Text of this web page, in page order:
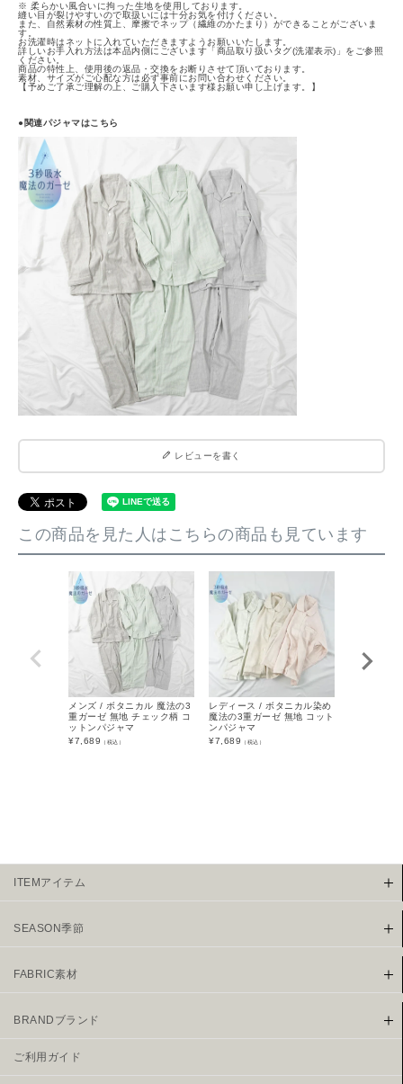
※ 柔らかい風合いに拘った生地を使用しております。
縫い目が裂けやすいので取扱いには十分お気を付けください。
また、自然素材の性質上、摩擦でネップ（繊維のかたまり）ができることがございま
す。
お洗濯時はネットに入れていただきますようお願いいたします。
詳しいお手入れ方法は本品内側にございます「商品取り扱いタグ(洗濯表示)」をご参照
ください。
商品の特性上、使用後の返品・交換をお断りさせて頂いております。
素材、サイズがご心配な方は必ず事前にお問い合わせください。
【予めご了承ご理解の上、ご購入下さいます様お願い申し上げます。】
●関連パジャマはこちら
レビューを書く
この商品を見た人はこちらの商品も見ています
メンズ / ボタニカル 魔法の3
重ガーゼ 無地 チェック柄 コ
ットンパジャマ
¥7,689 （税込）
レディース / ボタニカル染め
魔法の3重ガーゼ 無地 コット
ンパジャマ
¥7,689 （税込）
ITEMアイテム
SEASON季節
FABRIC素材
BRANDブランド
ご利用ガイド